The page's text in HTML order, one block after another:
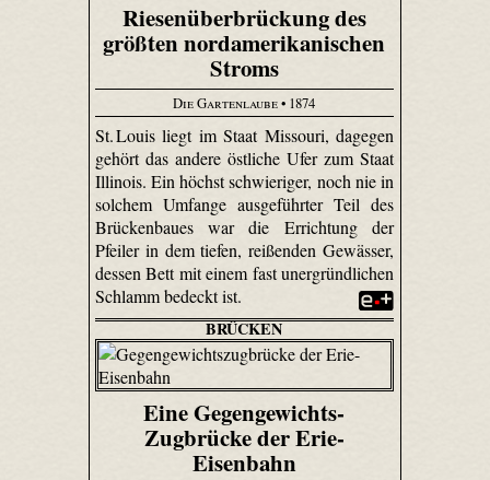
Riesenüberbrückung des
größten nordamerikanischen
Stroms
Die Gartenlaube• 1874
St. Louis liegt im Staat Missouri, dagegen
gehört das andere östliche Ufer zum Staat
Illinois. Ein höchst schwieriger, noch nie in
solchem Umfange ausgeführter Teil des
Brückenbaues war die Errichtung der
Pfeiler in dem tiefen, reißenden Gewässer,
dessen Bett mit einem fast unergründlichen
Schlamm bedeckt ist.
BRÜCKEN
Eine Gegengewichts-
Zugbrücke der Erie-
Eisenbahn